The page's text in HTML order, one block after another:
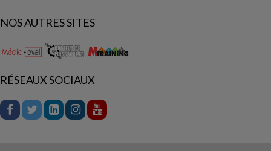
NOS AUTRES SITES
RÉSEAUX SOCIAUX